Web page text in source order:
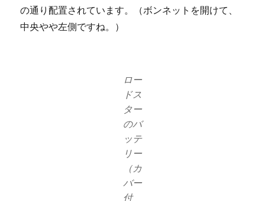
の通り配置されています。（ボンネットを開けて、
中央やや左側ですね。）
ロー
ドス
ター
のバ
ッテ
リー
（カ
バー
付